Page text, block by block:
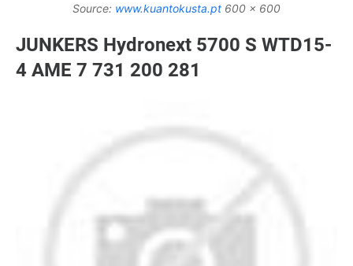
Source: www.kuantokusta.pt 600 x 600
JUNKERS Hydronext 5700 S WTD15-
4 AME 7 731 200 281